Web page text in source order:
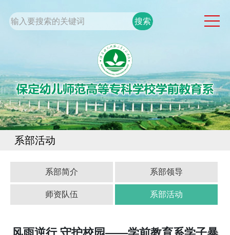
网站首页
通知公告
党团工作
专业建设
学生工作
系部活动
系部简介 系部领导
师资队伍 系部活动